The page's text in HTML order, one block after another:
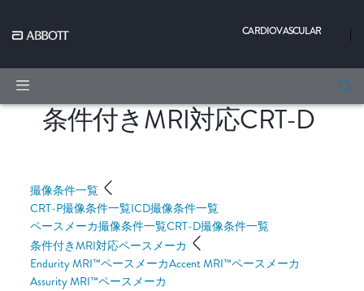
CARDIOVASCULAR |
条件付きMRI対応CRT-D
撮像条件一覧
CRT-P撮像条件一覧ICD撮像条件一覧
ペースメーカ撮像条件一覧CRT-D撮像条件一覧
条件付きMRI対応ペースメーカ
Endurity MRI™ペースメーカAccent MRI™ペースメーカ
Assurity MRI™ペースメーカ